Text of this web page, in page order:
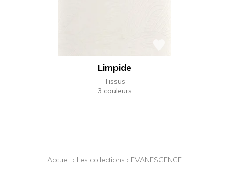
Limpide
Tissus
3 couleurs
Accueil › Les collections › EVANESCENCE